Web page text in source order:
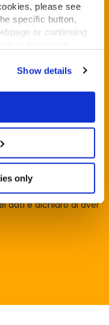
please see
specific button,
or continuing
Show details
only
Capellino)
Nature)
dati e dichiaro di aver